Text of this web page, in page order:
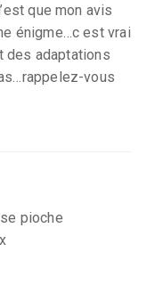
que mon avis
énigme…c est vrai
des adaptations
vous
pioche